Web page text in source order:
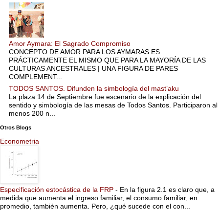
Amor Aymara: El Sagrado Compromiso
CONCEPTO DE AMOR PARA LOS AYMARAS ES
PRÁCTICAMENTE EL MISMO QUE PARA LA MAYORÍA DE LAS
CULTURAS ANCESTRALES | UNA FIGURA DE PARES
COMPLEMENT...
TODOS SANTOS. Difunden la simbología del mast’aku
La plaza 14 de Septiembre fue escenario de la explicación del
sentido y simbología de las mesas de Todos Santos. Participaron al
menos 200 n...
Otros Blogs
Econometria
Especificación estocástica de la FRP - En la figura 2.1 es claro que, a
medida que aumenta el ingreso familiar, el consumo familiar, en
promedio, también aumenta. Pero, ¿qué sucede con el con...